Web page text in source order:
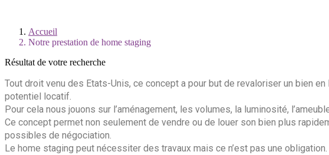
Accueil
Notre prestation de home staging
Résultat de votre recherche
Tout droit venu des Etats-Unis, ce concept a pour but de revaloriser un bien
potentiel locatif.
Pour cela nous jouons sur l’aménagement, les volumes, la luminosité,
Ce concept permet non seulement de vendre ou de louer son bien plus
possibles de négociation.
Le home staging peut nécessiter des travaux mais ce n’est pas une obligation.